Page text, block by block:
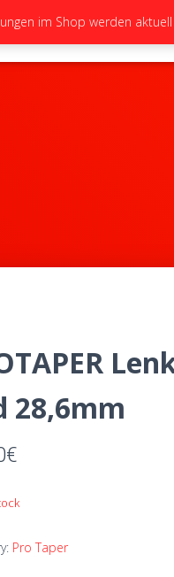
GALERIE TEAM
28,6mm
€
Pro Taper
im Shop werden